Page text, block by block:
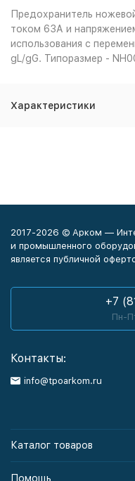
Предохранитель
током 63А и
использования с
gL/gG. Типоразмер -
Характеристики
2017-2026 © Арком —
и промышленного
является публичной
+7
Пн-
Контакты:
info@tpoarkom.ru
Каталог товаров
Помощь